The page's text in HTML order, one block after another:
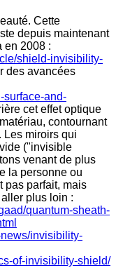
Cette
depuis maintenant
en 2008 :
shield-invisibility-
des avancées
surface-and-
cet effet optique
contournant
Les miroirs qui
("invisible
venant de plus
la personne ou
pas parfait, mais
plus loin :
quantum-sheath-
invisibility-
of-invisibility-shield/